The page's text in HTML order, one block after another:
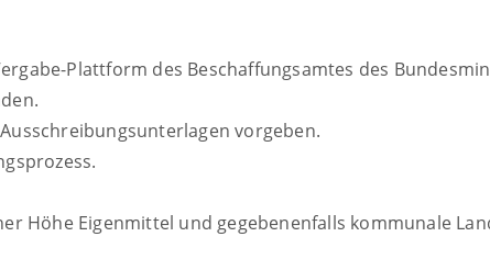
Plattform des Beschaffungsamtes des
vorgeben.
Höhe Eigenmittel und gegebenenfalls kommunale